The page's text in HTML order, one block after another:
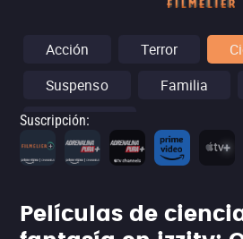
Acción Terror
Suspenso
Familia
Conciertos
Suscripción:
Películas de